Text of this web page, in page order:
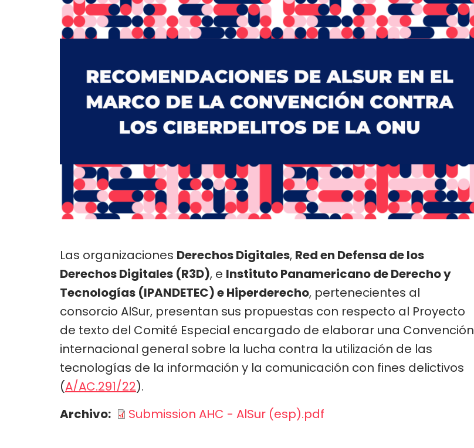
Las organizaciones Derechos Digitales, Red en Defensa de los
Derechos Digitales (R3D), e Instituto Panamericano de Derecho y
Tecnologías (IPANDETEC) e Hiperderecho, pertenecientes al
consorcio AlSur, presentan sus propuestas con respecto al Proyecto
de texto del Comité Especial encargado de elaborar una Convención
internacional general sobre la lucha contra la utilización de las
tecnologías de la información y la comunicación con fines delictivos
(A/AC.291/22).
Archivo
Submission AHC - AlSur (esp).pdf